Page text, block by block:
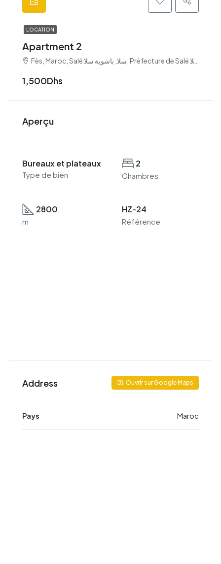
LOCATION
Apartment 2
1,500Dhs
Aperçu
Bureaux et plateaux
Type de bien
2
Chambres
2800
m
HZ-24
Référence
Address Ouvrir sur Google Maps
Pays Maroc